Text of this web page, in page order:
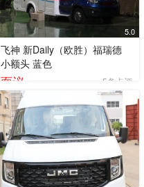
5.0
飞神 新Daily（欧胜）福瑞德
小额头 蓝色
面议 5条点评